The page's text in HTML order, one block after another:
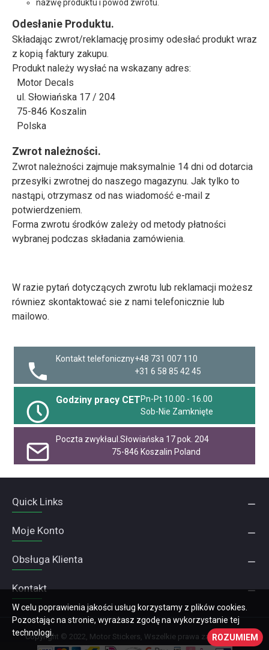
nazwę produktu i powód zwrotu.
Odesłanie Produktu.
Składając zwrot/reklamację prosimy odesłać produkt wraz
z kopią faktury zakupu.
Produkt należy wysłać na wskazany adres:
Motor Decals
ul. Słowiańska 17 / 204
75-846 Koszalin
Polska
Zwrot należności.
Zwrot należności zajmuje maksymalnie 14 dni od dotarcia
przesyłki zwrotnej do naszego magazynu. Jak tylko to
nastąpi, otrzymasz od nas wiadomość e-mail z
potwierdzeniem.
Forma zwrotu środków zależy od metody płatności
wybranej podczas składania zamówienia.
W razie pytań dotyczących zwrotu lub reklamacji możesz
równiez skontaktować sie z nami telefonicznie lub
mailowo.
Kontakt telefoniczny+48 731 007 110
+31 6 58 85 42 45
Godziny pracy CETPn-Pt 10.00 - 16.00
Sob-Nie Zamknięte
Poczta zwykłaul.Słowiańska 17 pok. 204
75-846 Koszalin Poland
Quick Links
Moje Konto
Obsługa Klienta
Kontakt
Copyright © 2022, Motor Stickers, Wszelkie prawa zastrzeżone
ROZUMIEM
W celu poprawienia jakości usług korzystamy z plików cookies.
Pozostając na stronie, wyrażasz zgodę na wykorzystanie tej
technologi.